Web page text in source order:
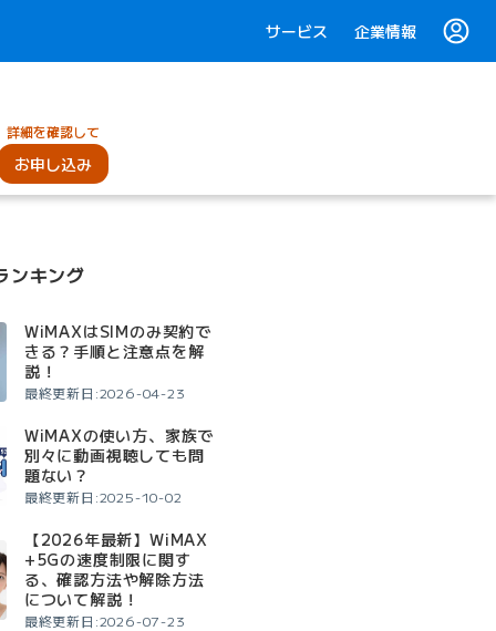
サービス 企業情報
詳細を確認して
お申し込み
ンキング
WiMAXはSIMのみ契約で
きる？手順と注意点を解
説！
最終更新日:2026-04-23
WiMAXの使い方、家族で
別々に動画視聴しても問
題ない？
最終更新日:2025-10-02
【2026年最新】WiMAX
+5Gの速度制限に関す
る、確認方法や解除方法
について解説！
最終更新日:2026-07-23